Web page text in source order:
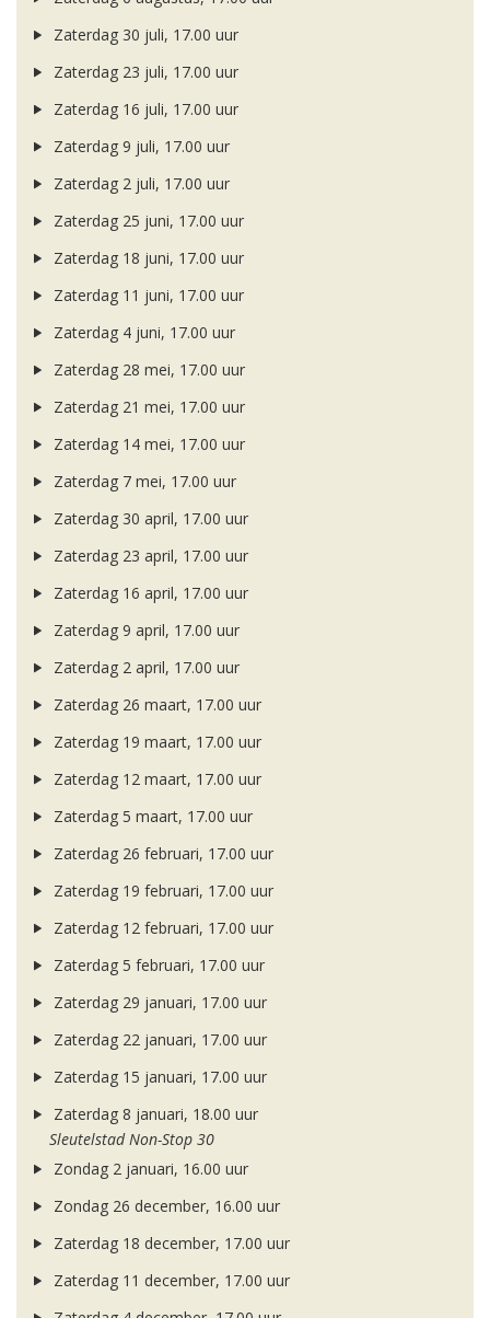
Zaterdag 30 juli, 17.00 uur
Zaterdag 23 juli, 17.00 uur
Zaterdag 16 juli, 17.00 uur
Zaterdag 9 juli, 17.00 uur
Zaterdag 2 juli, 17.00 uur
Zaterdag 25 juni, 17.00 uur
Zaterdag 18 juni, 17.00 uur
Zaterdag 11 juni, 17.00 uur
Zaterdag 4 juni, 17.00 uur
Zaterdag 28 mei, 17.00 uur
Zaterdag 21 mei, 17.00 uur
Zaterdag 14 mei, 17.00 uur
Zaterdag 7 mei, 17.00 uur
Zaterdag 30 april, 17.00 uur
Zaterdag 23 april, 17.00 uur
Zaterdag 16 april, 17.00 uur
Zaterdag 9 april, 17.00 uur
Zaterdag 2 april, 17.00 uur
Zaterdag 26 maart, 17.00 uur
Zaterdag 19 maart, 17.00 uur
Zaterdag 12 maart, 17.00 uur
Zaterdag 5 maart, 17.00 uur
Zaterdag 26 februari, 17.00 uur
Zaterdag 19 februari, 17.00 uur
Zaterdag 12 februari, 17.00 uur
Zaterdag 5 februari, 17.00 uur
Zaterdag 29 januari, 17.00 uur
Zaterdag 22 januari, 17.00 uur
Zaterdag 15 januari, 17.00 uur
Zaterdag 8 januari, 18.00 uur
Sleutelstad Non-Stop 30
Zondag 2 januari, 16.00 uur
Zondag 26 december, 16.00 uur
Zaterdag 18 december, 17.00 uur
Zaterdag 11 december, 17.00 uur